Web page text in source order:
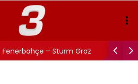
Fenerbahçe – Sturm Graz